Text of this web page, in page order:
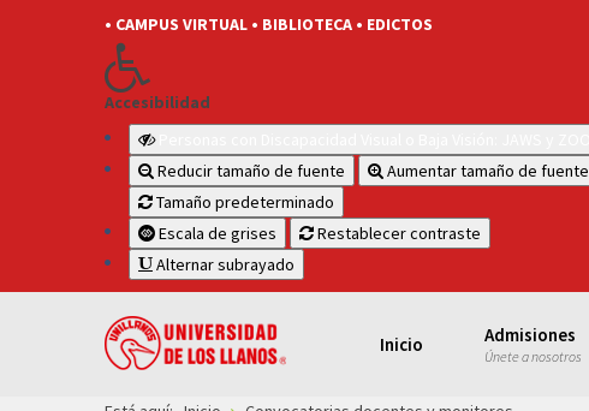
• CAMPUS VIRTUAL • BIBLIOTECA • EDICTOS
Accesibilidad
Reducir tamaño de fuente
Aumentar tamaño de fuente
Tamaño predeterminado
Escala de grises
Restablecer contraste
Alternar subrayado
Inicio Admisiones
Únete a nosotros